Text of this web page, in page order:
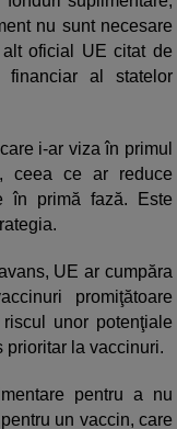
nu sunt necesare
oficial UE citat de
al statelor
i-ar viza în primul
ceea ce ar reduce
în primă fază. Este
UE ar cumpăra
promiţătoare
unor potenţiale
prioritar la vaccinuri.
pentru a nu
un vaccin, care